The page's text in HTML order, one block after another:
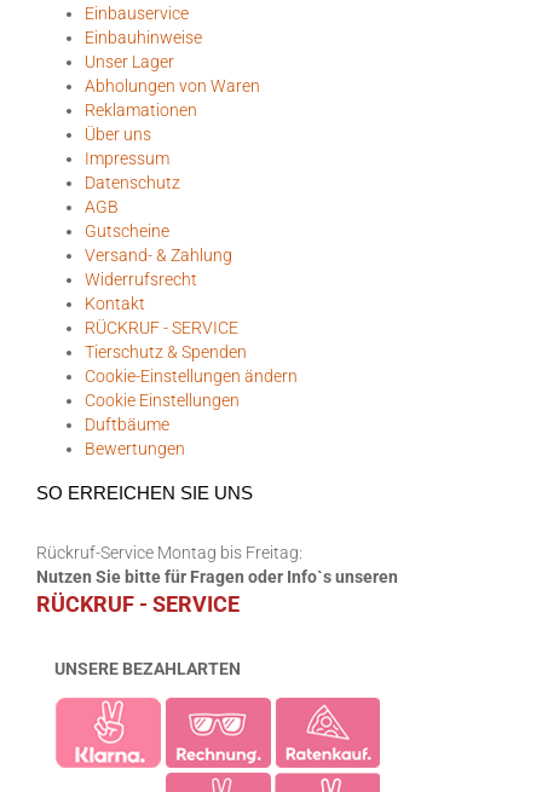
Einbauservice
Einbauhinweise
Unser Lager
Abholungen von Waren
Reklamationen
Über uns
Impressum
Datenschutz
AGB
Gutscheine
Versand- & Zahlung
Widerrufsrecht
Kontakt
RÜCKRUF - SERVICE
Tierschutz & Spenden
Cookie-Einstellungen ändern
Cookie Einstellungen
Duftbäume
Bewertungen
SO ERREICHEN SIE UNS
Rückruf-Service Montag bis Freitag:
Nutzen Sie bitte für Fragen oder Info`s unseren
RÜCKRUF - SERVICE
UNSERE BEZAHLARTEN